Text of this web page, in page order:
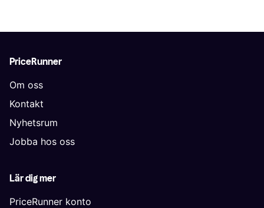
PriceRunner
Om oss
Kontakt
Nyhetsrum
Jobba hos oss
Lär dig mer
PriceRunner konto